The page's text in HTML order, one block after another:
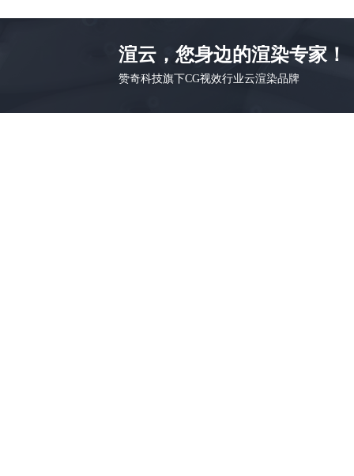
渲云，您身边的渲染专家！
赞奇科技旗下CG视效行业云渲染品牌